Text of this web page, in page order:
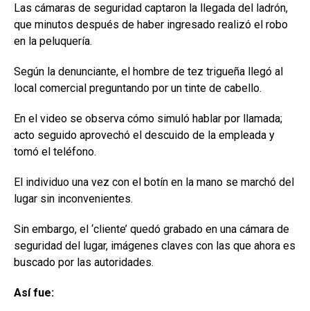
Las cámaras de seguridad captaron la llegada del ladrón,
que minutos después de haber ingresado realizó el robo
en la peluquería.
Según la denunciante, el hombre de tez trigueña llegó al
local comercial preguntando por un tinte de cabello.
En el video se observa cómo simuló hablar por llamada;
acto seguido aprovechó el descuido de la empleada y
tomó el teléfono.
El individuo una vez con el botín en la mano se marchó del
lugar sin inconvenientes.
Sin embargo, el ‘cliente’ quedó grabado en una cámara de
seguridad del lugar, imágenes claves con las que ahora es
buscado por las autoridades.
Así fue: